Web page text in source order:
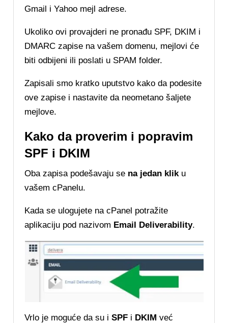
Gmail i Yahoo mejl adrese.
Ukoliko ovi provajderi ne pronađu SPF, DKIM i
DMARC zapise na vašem domenu, mejlovi će
biti odbijeni ili poslati u SPAM folder.
Zapisali smo kratko uputstvo kako da podesite
ove zapise i nastavite da neometano šaljete
mejlove.
Kako da proverim i popravim
SPF i DKIM
Oba zapisa podešavaju se na jedan kliku
vašem cPanelu.
Kada se ulogujete na cPanel potražite
aplikaciju pod nazivom Email Deliverability.
Vrlo je moguće da su iSPF i DKIM već